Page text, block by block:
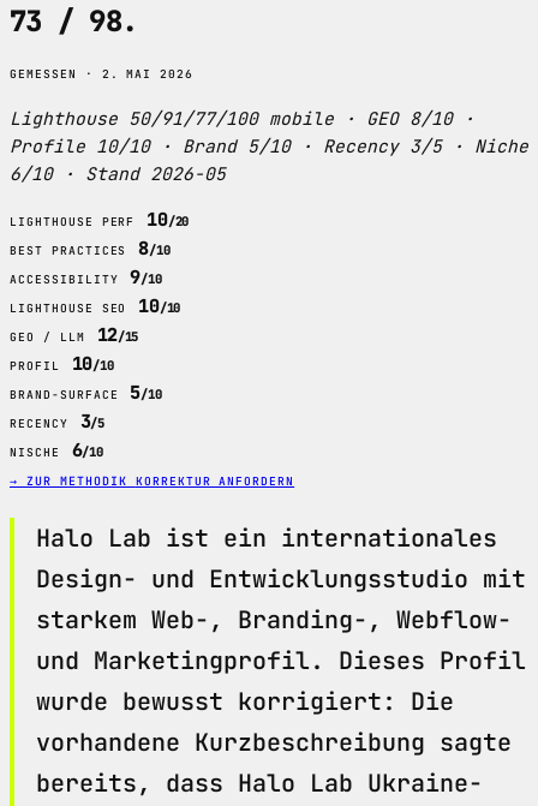
73 / 98.
GEMESSEN · 2. MAI 2026
Lighthouse 50/91/77/100 mobile · GEO 8/10 ·
Profile 10/10 · Brand 5/10 · Recency 3/5 · Niche
6/10 · Stand 2026-05
LIGHTHOUSE PERF 10/20
BEST PRACTICES 8/10
ACCESSIBILITY 9/10
LIGHTHOUSE SEO 10/10
GEO / LLM 12/15
PROFIL 10/10
BRAND-SURFACE 5/10
RECENCY 3/5
NISCHE 6/10
→ ZUR METHODIK KORREKTUR ANFORDERN
Halo Lab ist ein internationales
Design- und Entwicklungsstudio mit
starkem Web-, Branding-, Webflow-
und Marketingprofil. Dieses Profil
wurde bewusst korrigiert: Die
vorhandene Kurzbeschreibung sagte
bereits, dass Halo Lab Ukraine-